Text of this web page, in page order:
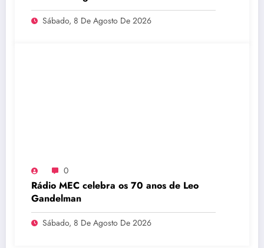
Sábado, 8 De Agosto De 2026
0
Rádio MEC celebra os 70 anos de Leo
Gandelman
Sábado, 8 De Agosto De 2026